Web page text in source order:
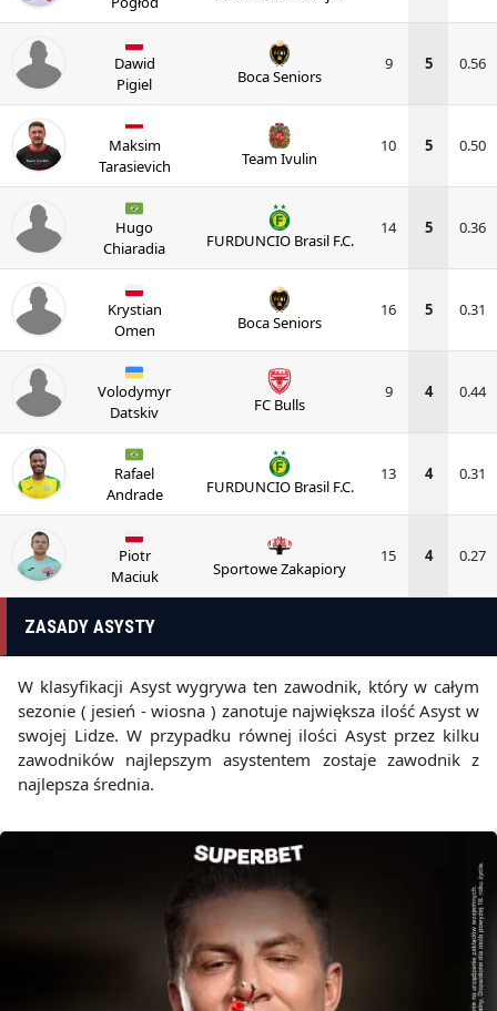
Dawid
Pigiel
Boca Seniors
9 5 0.56
Maksim
Tarasievich
Team Ivulin
10 5 0.50
Hugo
Chiaradia
FURDUNCIO Brasil F.C.
14 5 0.36
Krystian
Omen
Boca Seniors
16 5 0.31
Volodymyr
Datskiv
FC Bulls
9 4 0.44
Rafael
Andrade
FURDUNCIO Brasil F.C.
13 4 0.31
Piotr
Maciuk
Sportowe Zakapiory
15 4 0.27
ZASADY ASYSTY
W klasyfikacji Asyst wygrywa ten zawodnik, który w całym
sezonie ( jesień - wiosna ) zanotuje największa ilość Asyst w
swojej Lidze. W przypadku równej ilości Asyst przez kilku
zawodników najlepszym asystentem zostaje zawodnik z
najlepsza średnia.